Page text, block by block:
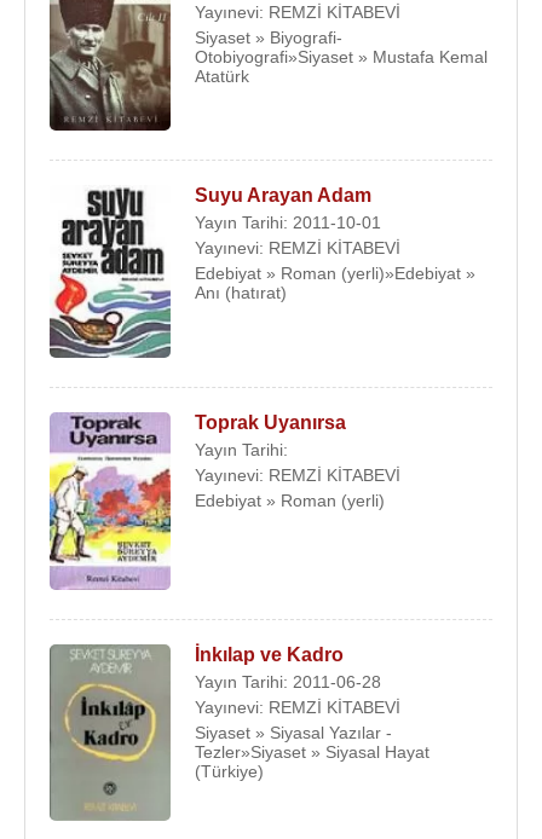
Yayınevi: REMZİ KİTABEVİ
Siyaset » Biyografi-
Otobiyografi»Siyaset » Mustafa Kemal
Atatürk
Suyu Arayan Adam
Yayın Tarihi: 2011-10-01
Yayınevi: REMZİ KİTABEVİ
Edebiyat » Roman (yerli)»Edebiyat »
Anı (hatırat)
Toprak Uyanırsa
Yayın Tarihi:
Yayınevi: REMZİ KİTABEVİ
Edebiyat » Roman (yerli)
İnkılap ve Kadro
Yayın Tarihi: 2011-06-28
Yayınevi: REMZİ KİTABEVİ
Siyaset » Siyasal Yazılar -
Tezler»Siyaset » Siyasal Hayat
(Türkiye)